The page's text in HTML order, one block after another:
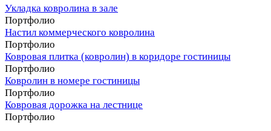
Укладка ковролина в зале
Портфолио
Настил коммерческого ковролина
Портфолио
Ковровая плитка (ковролин) в коридоре гостиницы
Портфолио
Ковролин в номере гостиницы
Портфолио
Ковровая дорожка на лестнице
Портфолио